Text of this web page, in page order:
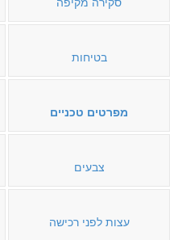
בטיחות
מפרטים טכניים
צבעים
עצות לפני רכישה